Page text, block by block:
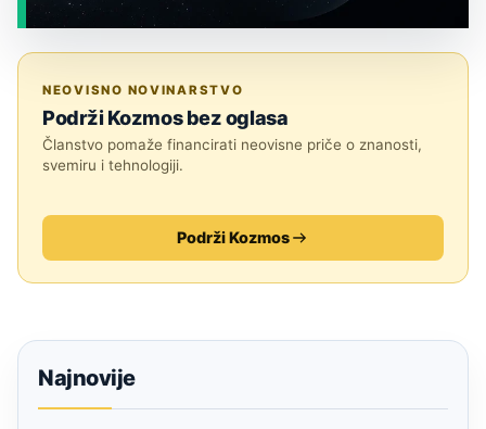
NEOVISNO NOVINARSTVO
Podrži Kozmos bez oglasa
Članstvo pomaže financirati neovisne priče o znanosti,
svemiru i tehnologiji.
Podrži Kozmos
Najnovije